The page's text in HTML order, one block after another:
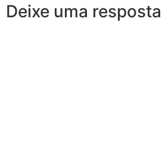
Deixe uma resposta